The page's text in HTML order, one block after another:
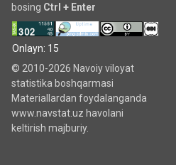
bosing Ctrl + Enter
Onlayn: 15
© 2010-2026 Navoiy viloyat
statistika boshqarmasi
Materiallardan foydalanganda
www.navstat.uz havolani
keltirish majburiy.